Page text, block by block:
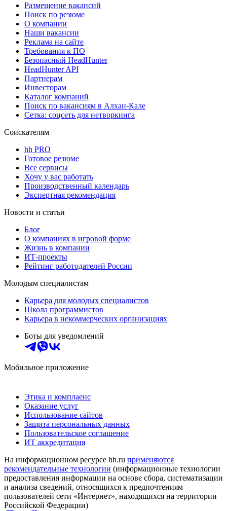
Размещение вакансий
Поиск по резюме
О компании
Наши вакансии
Реклама на сайте
Требования к ПО
Безопасный HeadHunter
HeadHunter API
Партнерам
Инвесторам
Каталог компаний
Поиск по вакансиям в Алхан-Кале
Сетка: соцсеть для нетворкинга
Соискателям
hh PRO
Готовое резюме
Все сервисы
Хочу у вас работать
Производственный календарь
Экспертная рекомендация
Новости и статьи
Блог
О компаниях в игровой форме
Жизнь в компании
ИТ-проекты
Рейтинг работодателей России
Молодым специалистам
Карьера для молодых специалистов
Школа программистов
Карьера в некоммерческих организациях
Боты для уведомлений
Мобильное приложение
Этика и комплаенс
Оказание услуг
Использование сайтов
Защита персональных данных
Пользовательское соглашение
ИТ аккредитация
На информационном ресурсе hh.ru применяются
рекомендательные технологии (информационные технологии
предоставления информации на основе сбора, систематизации
и анализа сведений, относящихся к предпочтениям
пользователей сети «Интернет», находящихся на территории
Российской Федерации)